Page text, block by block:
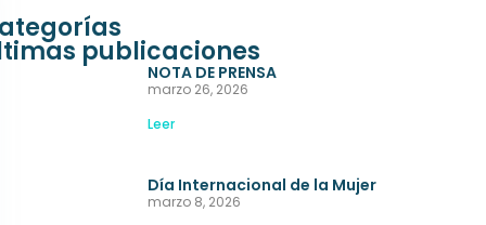
publicaciones
NOTA DE PRENSA
marzo 26, 2026
Leer
Día Internacional de la Mujer
marzo 8, 2026